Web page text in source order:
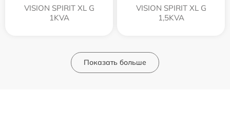
VISION SPIRIT XL G
1KVA
VISION SPIRIT XL G
1,5KVA
Показать больше